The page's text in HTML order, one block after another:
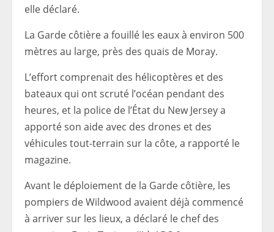
elle déclaré.
La Garde côtière a fouillé les eaux à environ 500
mètres au large, près des quais de Moray.
L’effort comprenait des hélicoptères et des
bateaux qui ont scruté l’océan pendant des
heures, et la police de l’État du New Jersey a
apporté son aide avec des drones et des
véhicules tout-terrain sur la côte, a rapporté le
magazine.
Avant le déploiement de la Garde côtière, les
pompiers de Wildwood avaient déjà commencé
à arriver sur les lieux, a déclaré le chef des